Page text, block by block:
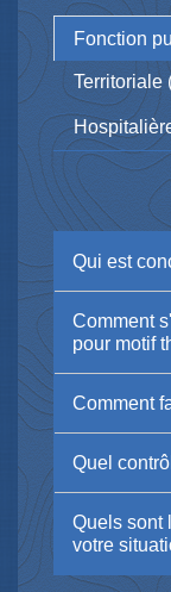
Fonction
Territoriale
Qui est
Comment
pour motif
Comment
Quel
Quels sont
votre